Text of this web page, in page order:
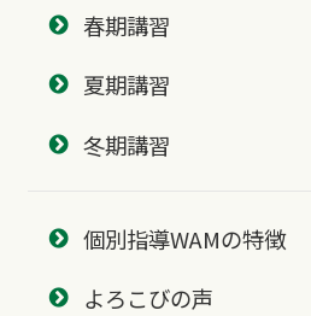
春期講習
夏期講習
冬期講習
個別指導WAMの特徴
よろこびの声